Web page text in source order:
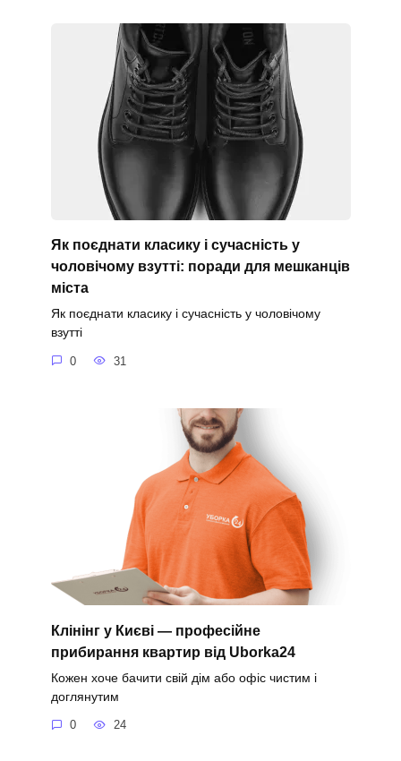
Як поєднати класику і сучасність у
чоловічому взутті: поради для мешканців
міста
Як поєднати класику і сучасність у чоловічому
взутті
0 31
Клінінг у Києві — професійне
прибирання квартир від Uborka24
Кожен хоче бачити свій дім або офіс чистим і
доглянутим
0 24